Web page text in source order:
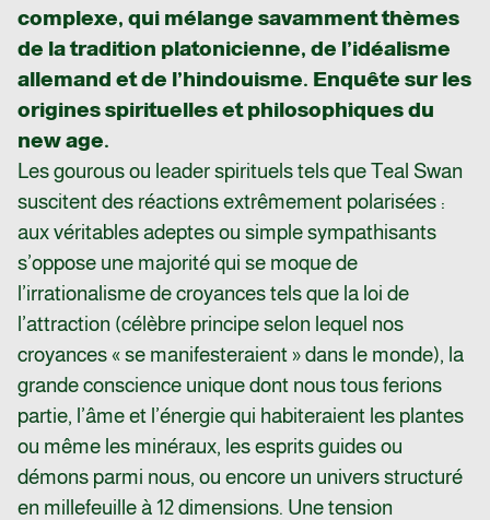
complexe, qui mélange savamment thèmes
de la tradition platonicienne, de l’idéalisme
allemand et de l’hindouisme. Enquête sur les
origines spirituelles et philosophiques du
new age.
Les gourous ou leader spirituels tels que Teal Swan
suscitent des réactions extrêmement polarisées :
aux véritables adeptes ou simple sympathisants
s’oppose une majorité qui se moque de
l’irrationalisme de croyances tels que la loi de
l’attraction (célèbre principe selon lequel nos
croyances « se manifesteraient » dans le monde), la
grande conscience unique dont nous tous ferions
partie, l’âme et l’énergie qui habiteraient les plantes
ou même les minéraux, les esprits guides ou
démons parmi nous, ou encore un univers structuré
en millefeuille à 12 dimensions. Une tension